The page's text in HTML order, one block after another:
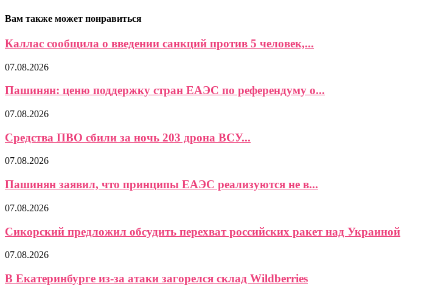
Вам также может понравиться
Каллас сообщила о введении санкций против 5 человек,...
07.08.2026
Пашинян: ценю поддержку стран ЕАЭС по референдуму о...
07.08.2026
Средства ПВО сбили за ночь 203 дрона ВСУ...
07.08.2026
Пашинян заявил, что принципы ЕАЭС реализуются не в...
07.08.2026
Сикорский предложил обсудить перехват российских ракет над Украиной
07.08.2026
В Екатеринбурге из-за атаки загорелся склад Wildberries